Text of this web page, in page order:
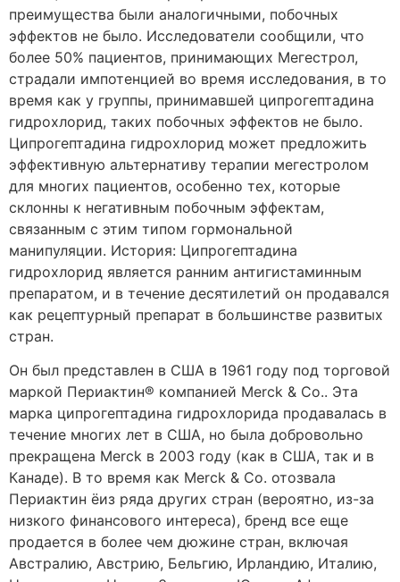
преимущества были аналогичными, побочных
эффектов не было. Исследователи сообщили, что
более 50% пациентов, принимающих Мегестрол,
страдали импотенцией во время исследования, в то
время как у группы, принимавшей ципрогептадина
гидрохлорид, таких побочных эффектов не было.
Ципрогептадина гидрохлорид может предложить
эффективную альтернативу терапии мегестролом
для многих пациентов, особенно тех, которые
склонны к негативным побочным эффектам,
связанным с этим типом гормональной
манипуляции. История: Ципрогептадина
гидрохлорид является ранним антигистаминным
препаратом, и в течение десятилетий он продавался
как рецептурный препарат в большинстве развитых
стран.
Он был представлен в США в 1961 году под торговой
маркой Периактин® компанией Merck & Co.. Эта
марка ципрогептадина гидрохлорида продавалась в
течение многих лет в США, но была добровольно
прекращена Merck в 2003 году (как в США, так и в
Канаде). В то время как Merck & Co. отозвала
Периактин ёиз ряда других стран (вероятно, из-за
низкого финансового интереса), бренд все еще
продается в более чем дюжине стран, включая
Австралию, Австрию, Бельгию, Ирландию, Италию,